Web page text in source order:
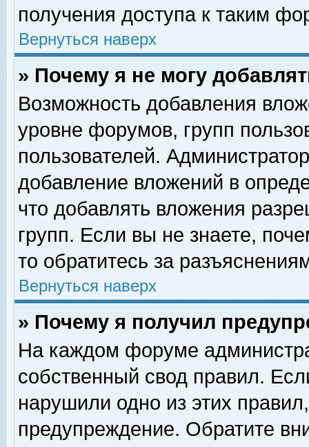
получения доступа к таким
Вернуться наверх
» Почему я не могу
Возможность добавления
уровне форумов, групп
пользователей.
добавление вложений в
что добавлять вложения
групп. Если вы не знаете,
то обратитесь за
Вернуться наверх
» Почему я получил
На каждом форуме
собственный свод правил.
нарушили одно из этих
предупреждение. Обратите